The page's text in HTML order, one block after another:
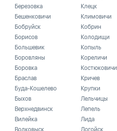
Березовка
Бешенковичи
Бобруйск
Борисов
Большевик
Боровляны
Боровка
Браслав
Буда-Кошелево
Быхов
Верхнедвинск
Вилейка
Волковыск
Клецк
Климовичи
Кобрин
Колодищи
Копыль
Кореличи
Костюковичи
Кричев
Крупки
Лельчицы
Лепель
Лида
Логойск